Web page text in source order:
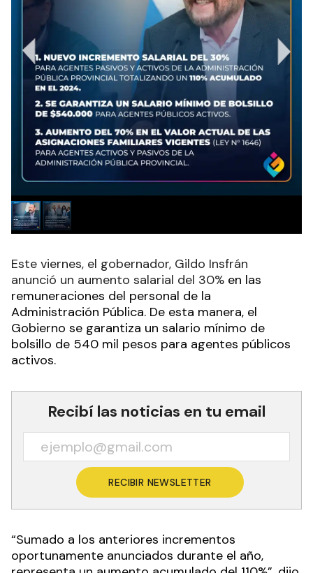
Este viernes, el gobernador, Gildo Insfrán
anunció un aumento salarial del 30% en las
remuneraciones del personal de la
Administración Pública. De esta manera, el
Gobierno se garantiza un salario mínimo de
bolsillo de 540 mil pesos para agentes públicos
activos.
Recibí las noticias en tu email
RECIBIR NEWSLETTER
“Sumado a los anteriores incrementos
oportunamente anunciados durante el año,